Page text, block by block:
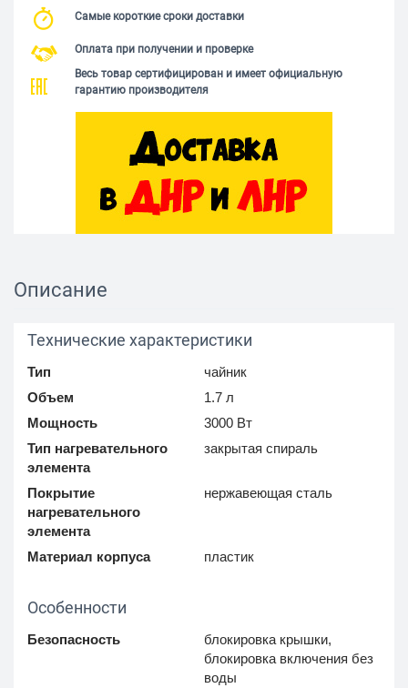
Самые короткие сроки доставки
Оплата при получении и проверке
Весь товар сертифицирован и имеет официальную
гарантию производителя
Описание
Технические характеристики
Тип
чайник
Объем
1.7 л
Мощность
3000 Вт
Тип нагревательного
элемента
закрытая спираль
Покрытие
нагревательного
элемента
нержавеющая сталь
Материал корпуса пластик
Особенности
Безопасность
блокировка крышки,
блокировка включения без
воды